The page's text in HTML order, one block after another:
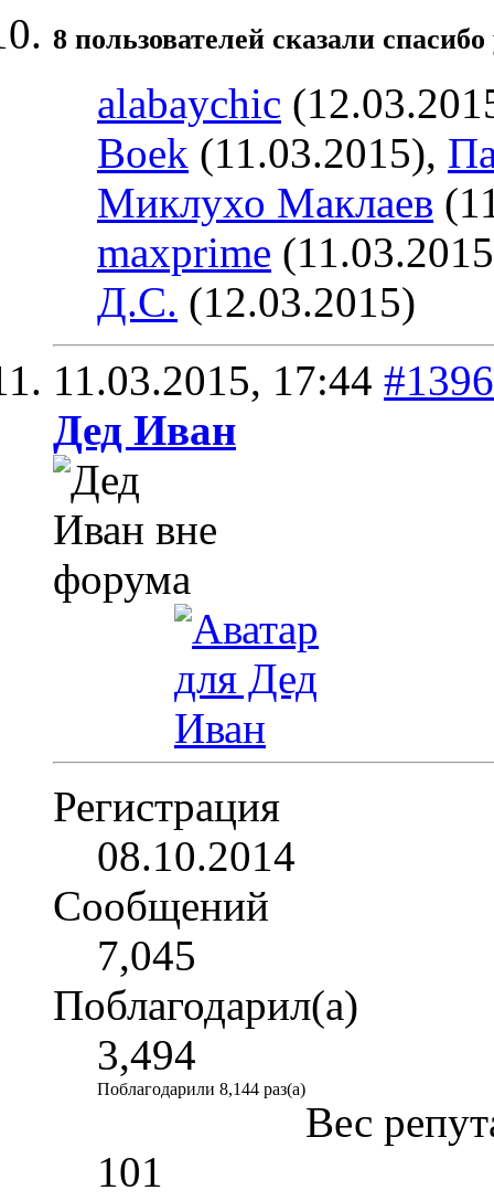
8 пользователей сказали
alabaychic
Boek (11.03.2015),
Миклухо Маклаев
maxprime
Д.С. (12.03.2015)
11.03.2015, 17:44 #1396
Дед Иван
Регистрация
08.10.2014
Сообщений
7,045
Поблагодарил(а)
3,494
Поблагодарили 8,144 раз(а)
Вес
101